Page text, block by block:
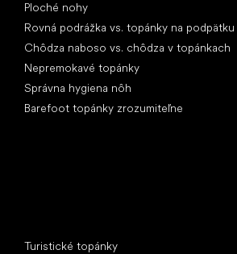
Ploché nohy
Rovná podrážka vs. topánky na podpätku
Chôdza naboso vs. chôdza v topánkach
Nepremokavé topánky
Správna hygiena nôh
Barefoot topánky zrozumiteľne
Turistické topánky